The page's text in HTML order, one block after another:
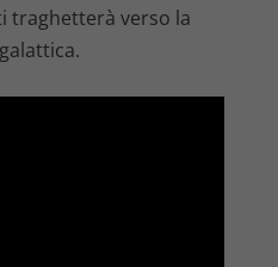
traghetterà verso la